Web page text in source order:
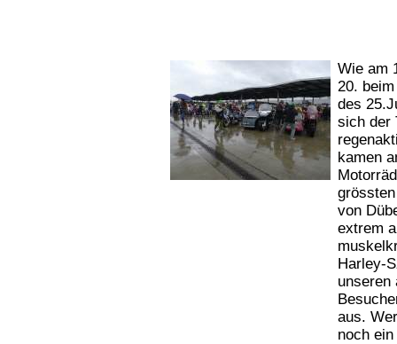
Wie am
20.
des
sich der
kamen
von
extrem
Harley-
unseren
aus.
noch